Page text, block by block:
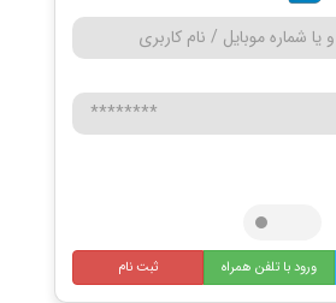
ورود با تلفن همراه ثبت نام